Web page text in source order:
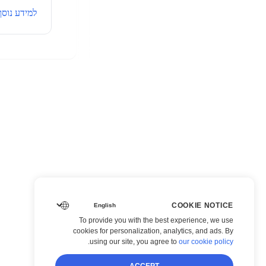
למידע
COOKIE NOTICE
To provide you with the best experience, we use
cookies for personalization, analytics, and ads. By
using our site, you agree to our cookie policy
.